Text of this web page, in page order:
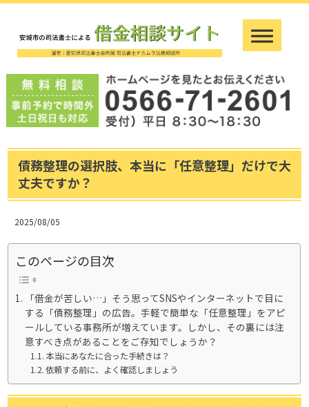
債務整理の選択肢、本当に「任意整理」だけで大
丈夫ですか？
2025/08/05
このページの目次
「借金が苦しい…」そう思ってSNSやインターネットで目に
する「債務整理」の広告。手軽で簡単な「任意整理」をアピ
ールしている事務所が増えています。しかし、その裏には注
意すべき点があることをご存知でしょうか？
本当にあなたに合った手続きは？
依頼する前に、よく確認しましょう